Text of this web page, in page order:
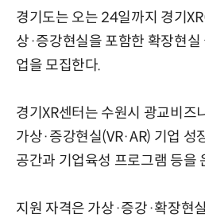
경기도는 오는 24일까지 경기
상·증강현실을 포함한 확장현실
업을 모집한다.
경기XR센터는 수원시 광교비즈
가상·증강현실(VR·AR) 기업 성
공간과 기업육성 프로그램 등을
지원 자격은 가상·증강·확장현